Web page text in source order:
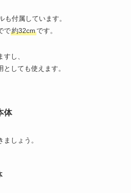
も付属しています。
で約32cmです。
し、
しても使えます。
体
しょう。